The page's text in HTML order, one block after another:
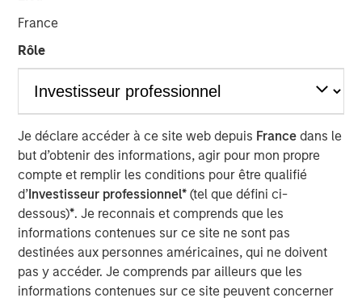
France
Rôle
Je déclare accéder à ce site web depuis France dans le
but d’obtenir des informations, agir pour mon propre
compte et remplir les conditions pour être qualifié
d’Investisseur professionnel*(tel que défini ci-
dessous)*. Je reconnais et comprends que les
informations contenues sur ce site ne sont pas
destinées aux personnes américaines, qui ne doivent
pas y accéder. Je comprends par ailleurs que les
informations contenues sur ce site peuvent concerner
Managing Director
There is one consistency to being an equity
portfolio manager:
I am always nervous about the future.
If our strategies are performing well, I worry the
individual stocks are becoming too overbought and
are due for a breather.